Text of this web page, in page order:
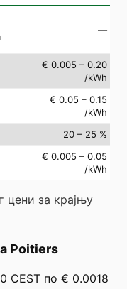
—
€ 0.005 – 0.20
/kWh
€ 0.05 – 0.15
/kWh
20 – 25 %
€ 0.005 – 0.05
/kWh
цени за крајњу
Poitiers
CEST по € 0.0018